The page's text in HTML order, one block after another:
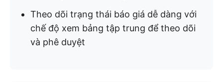
Theo dõi trạng thái báo giá dễ dàng với
chế độ xem bảng tập trung để theo dõi
và phê duyệt